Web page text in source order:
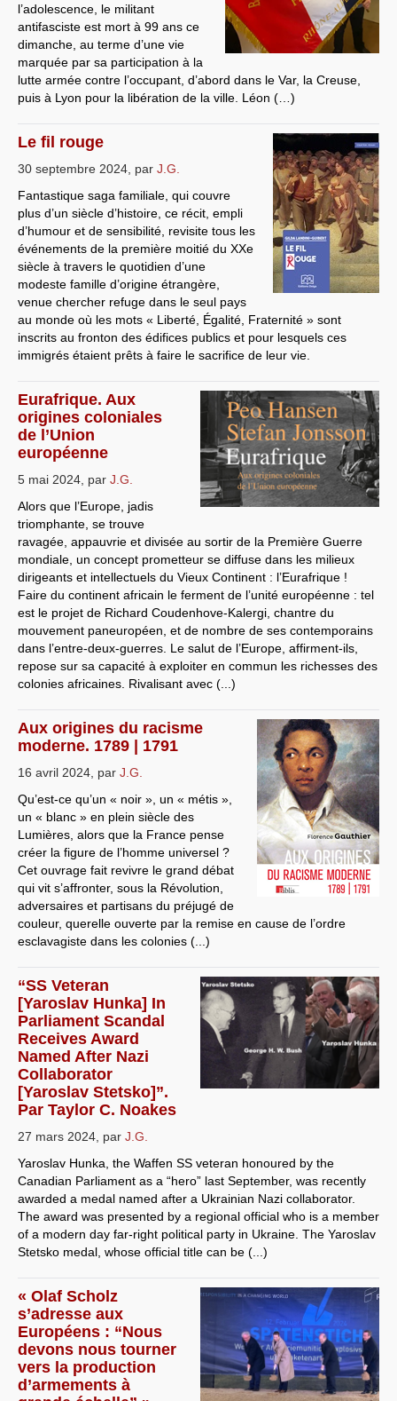
l’adolescence, le militant
antifasciste est mort à 99 ans ce
dimanche, au terme d’une vie
marquée par sa participation à la
lutte armée contre l’occupant, d’abord dans le Var, la Creuse,
puis à Lyon pour la libération de la ville. Léon (…)
Le fil rouge
30 septembre 2024 par J.G.
Fantastique saga familiale, qui couvre
plus d’un siècle d’histoire, ce récit, empli
d’humour et de sensibilité, revisite tous les
événements de la première moitié du XXe
siècle à travers le quotidien d’une
modeste famille d’origine étrangère,
venue chercher refuge dans le seul pays
au monde où les mots « Liberté, Égalité, Fraternité » sont
inscrits au fronton des édifices publics et pour lesquels ces
immigrés étaient prêts à faire le sacrifice de leur vie.
Eurafrique. Aux
origines coloniales
de l’Union
européenne
5 mai 2024 par J.G.
Alors que l’Europe, jadis
triomphante, se trouve
ravagée, appauvrie et divisée au sortir de la Première Guerre
mondiale, un concept prometteur se diffuse dans les milieux
dirigeants et intellectuels du Vieux Continent : l’Eurafrique !
Faire du continent africain le ferment de l’unité européenne : tel
est le projet de Richard Coudenhove-Kalergi, chantre du
mouvement paneuropéen, et de nombre de ses contemporains
dans l’entre-deux-guerres. Le salut de l’Europe, affirment-ils,
repose sur sa capacité à exploiter en commun les richesses des
colonies africaines. Rivalisant avec (...)
Aux origines du racisme
moderne. 1789 | 1791
16 avril 2024 par J.G.
Qu’est-ce qu’un « noir », un « métis »,
un « blanc » en plein siècle des
Lumières, alors que la France pense
créer la figure de l’homme universel ?
Cet ouvrage fait revivre le grand débat
qui vit s’affronter, sous la Révolution,
adversaires et partisans du préjugé de
couleur, querelle ouverte par la remise en cause de l’ordre
esclavagiste dans les colonies (...)
“SS Veteran
[Yaroslav Hunka] In
Parliament Scandal
Receives Award
Named After Nazi
Collaborator
[Yaroslav Stetsko]”.
Par Taylor C. Noakes
27 mars 2024 par J.G.
Yaroslav Hunka, the Waffen SS veteran honoured by the
Canadian Parliament as a “hero” last September, was recently
awarded a medal named after a Ukrainian Nazi collaborator.
The award was presented by a regional official who is a member
of a modern day far-right political party in Ukraine. The Yaroslav
Stetsko medal, whose official title can be (...)
« Olaf Scholz
s’adresse aux
Européens : “Nous
devons nous tourner
vers la production
d’armements à